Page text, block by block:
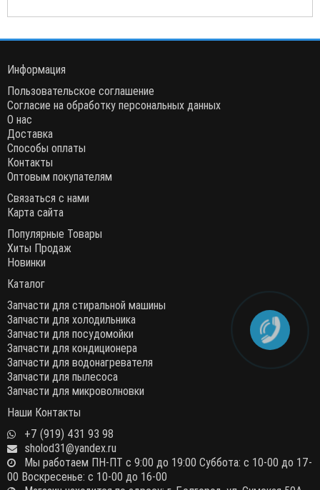
Информация
Пользовательское соглашение
Согласие на обработку персональных данных
О нас
Доставка
Способы оплаты
Контакты
Оптовым покупателям
Связаться с нами
Карта сайта
Популярные Товары
Хиты Продаж
Новинки
Каталог
Запчасти для стиральной машины
Запчасти для холодильника
Запчасти для посудомойки
Запчасти для кондиционера
Запчасти для водонагревателя
Запчасти для пылесоса
Запчасти для микроволновки
Наши Контакты
+7 (919) 431 93 98
sholod31@yandex.ru
Мы работаем ПН-ПТ с 9:00 до 19:00 Суббота: с 10-00 до 17-
00 Воскресенье: с 10-00 до 16-00